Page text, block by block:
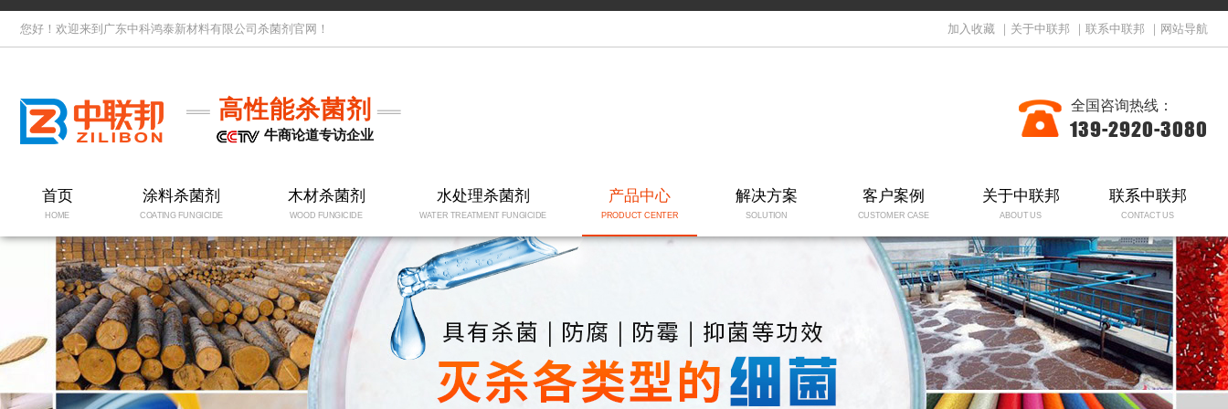
您好！欢迎来到广东中科鸿泰新材料有限公司杀菌剂官网！ 加入收藏 关于中联邦 联系中联邦 网站导航
高性能杀菌剂
牛商论道专访企业
全国咨询热线：
139-2920-3080
首页
HOME
涂料杀菌剂
COATING FUNGICIDE
木材杀菌剂
WOOD FUNGICIDE
水处理杀菌剂
WATER TREATMENT FUNGICIDE
产品中心
PRODUCT CENTER
解决方案
SOLUTION
客户案例
CUSTOMER CASE
关于中联邦
ABOUT US
联系中联邦
CONTACT US